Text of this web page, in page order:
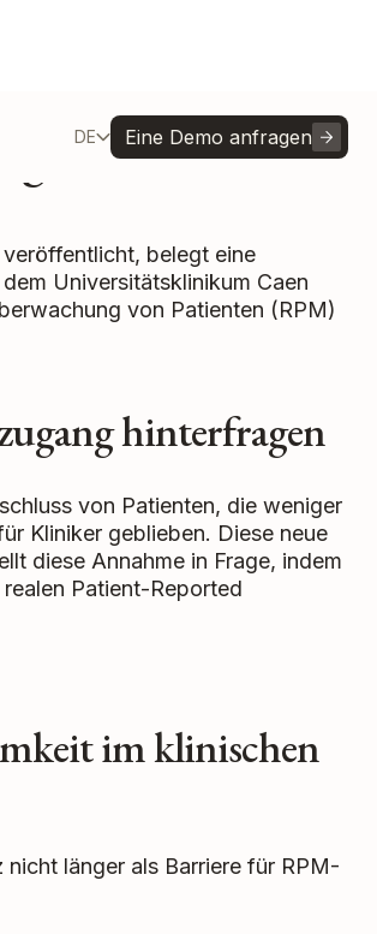
DE Eine Demo anfragen
Jenseits der
belegt eine
Universitätsklinikum Caen
von Patienten (RPM)
hinterfragen
von Patienten, die weniger
Kliniker geblieben. Diese neue
diese Annahme in Frage, indem
Patient-Reported
im klinischen
länger als Barriere für RPM-